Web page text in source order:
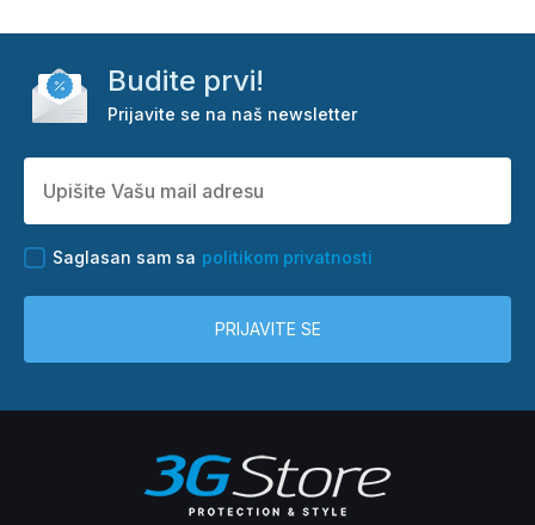
Budite prvi!
Prijavite se na naš newsletter
Saglasan sam sa politikom privatnosti
PRIJAVITE SE